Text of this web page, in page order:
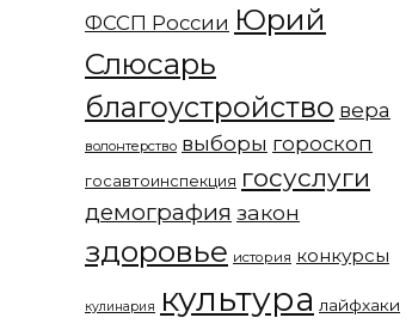
ФССП России Юрий
Слюсарь
благоустройство вера
волонтерство выборы гороскоп
госавтоинспекция госуслуги
демография закон
здоровье история конкурсы
кулинария культура лайфхаки